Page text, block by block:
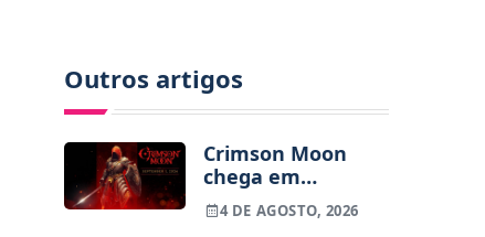
Outros artigos
Crimson Moon
chega em
setembro para
consolas e PC
4 DE AGOSTO, 2026